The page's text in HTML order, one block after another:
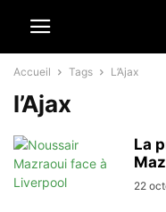
Accueil Tags L’Ajax
l’Ajax
La
22